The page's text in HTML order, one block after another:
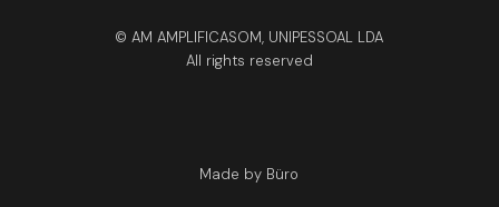
© AM AMPLIFICASOM, UNIPESSOAL LDA
All rights reserved
Made by Büro